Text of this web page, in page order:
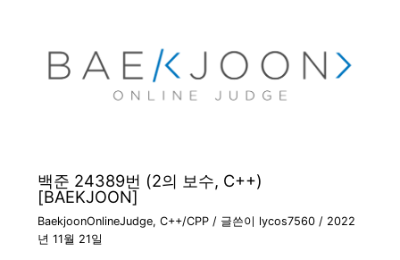
백준 24389번 (2의 보수, C++)
[BAEKJOON]
BaekjoonOnlineJudge, C++/CPP/ 글쓴이 lycos7560 / 2022
년 11월 21일